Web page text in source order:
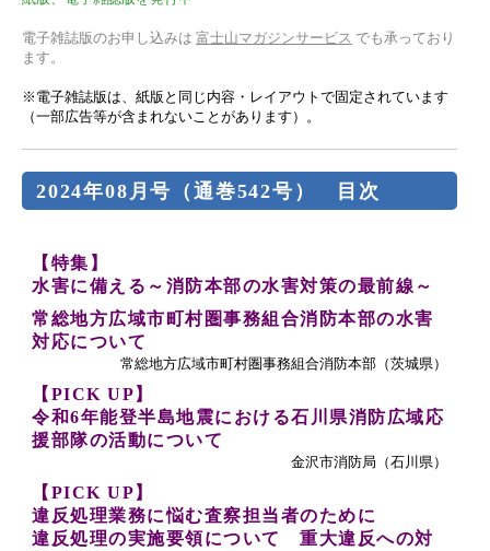
電子雑誌版のお申し込みは 富士山マガジンサービス でも承っており
ます。
※電子雑誌版は、紙版と同じ内容・レイアウトで固定されています
（一部広告等が含まれないことがあります）。
2024年08月号（通巻542号） 目次
【特集】
水害に備える～消防本部の水害対策の最前線～
常総地方広域市町村圏事務組合消防本部の水害
対応について
常総地方広域市町村圏事務組合消防本部（茨城県）
【PICK UP】
令和6年能登半島地震における石川県消防広域応
援部隊の活動について
金沢市消防局（石川県）
【PICK UP】
違反処理業務に悩む査察担当者のために
違反処理の実施要領について 重大違反への対